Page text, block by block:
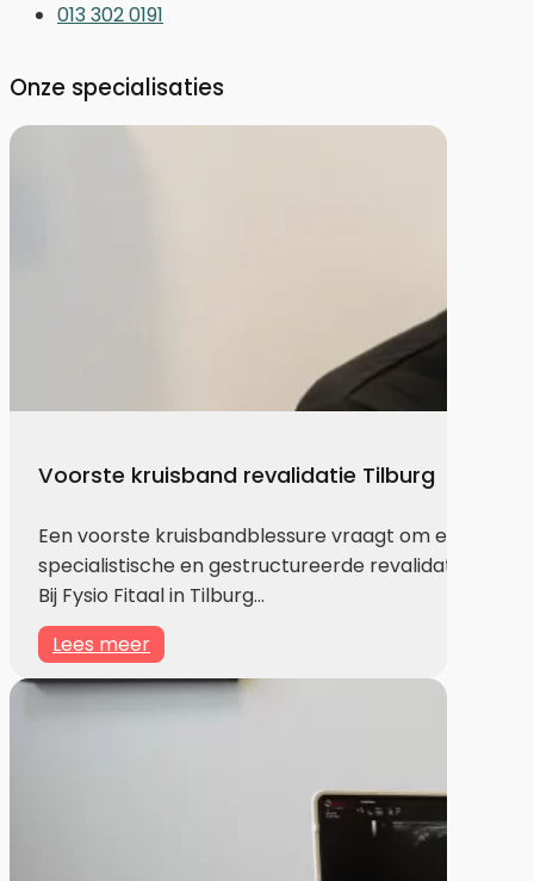
013 302 0191
Onze specialisaties
Voorste kruisband revalidatie Tilburg
Een voorste kruisbandblessure vraagt om een
specialistische en gestructureerde revalidatie.
Bij Fysio Fitaal in Tilburg…
Lees meer